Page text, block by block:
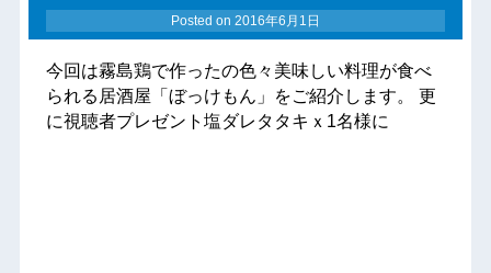
Posted on 2016年6月1日
今回は霧島鶏で作ったの色々美味しい料理が食べ
られる居酒屋「ぼっけもん」をご紹介します。 更
に視聴者プレゼント塩ダレタタキｘ1名様に